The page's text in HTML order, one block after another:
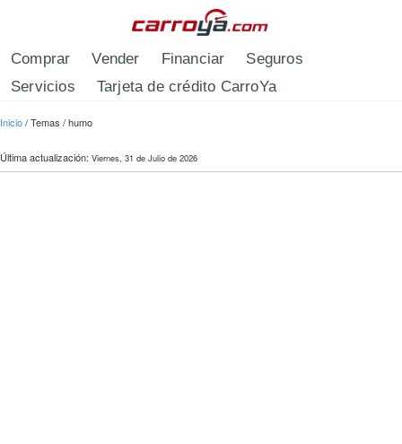
Comprar Vender Financiar
Seguros
Servicios
Tarjeta de crédito CarroYa
Se encuentra usted aquí
Inicio/Temas /humo
Última actualización: Viernes, 31 de Julio de 2026